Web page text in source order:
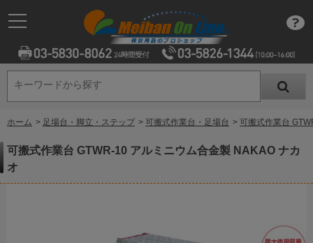
キーワードから探す
キーワードから探す
ホーム > 足場台・脚立・ステップ > 可搬式作業台・足場台 > 可搬式作業台
可搬式作業台 GTWR-10 アルミニウム合金製 NAKAO ナカ
オ